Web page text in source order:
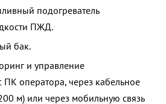
подогреватель
ПЖД.
бак.
и управление
ПК оператора, через кабельное
м) или через мобильную связь